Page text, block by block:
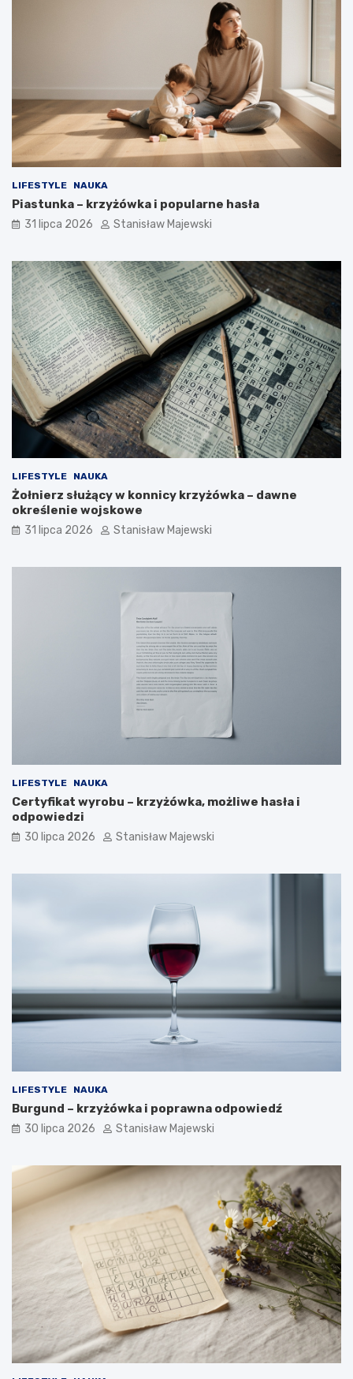
LIFESTYLE NAUKA
Piastunka – krzyżówka i popularne hasła
31 lipca 2026 Stanisław Majewski
LIFESTYLE NAUKA
Żołnierz służący w konnicy krzyżówka – dawne
określenie wojskowe
31 lipca 2026 Stanisław Majewski
LIFESTYLE NAUKA
Certyfikat wyrobu – krzyżówka, możliwe hasła i
odpowiedzi
30 lipca 2026 Stanisław Majewski
LIFESTYLE NAUKA
Burgund – krzyżówka i poprawna odpowiedź
30 lipca 2026 Stanisław Majewski